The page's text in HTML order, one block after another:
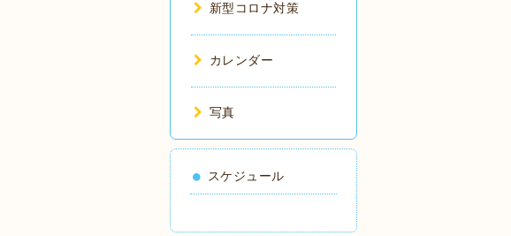
新型コロナ対策
カレンダー
写真
スケジュール